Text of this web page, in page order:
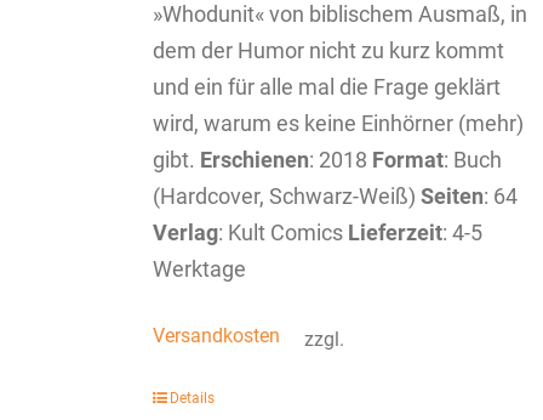
»Whodunit« von biblischem Ausmaß, in
dem der Humor nicht zu kurz kommt
und ein für alle mal die Frage geklärt
wird, warum es keine Einhörner (mehr)
gibt. Erschienen: 2018 Format: Buch
(Hardcover, Schwarz-Weiß) Seiten: 64
Verlag: Kult Comics Lieferzeit: 4-5
Werktage
zzgl.
Versandkosten
Details